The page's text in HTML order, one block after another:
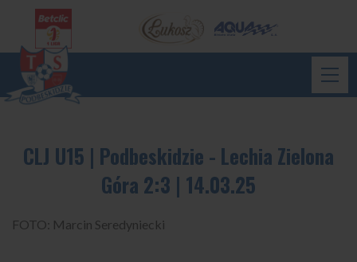
CLJ U15 | Podbeskidzie - Lechia Zielona
Góra 2:3 | 14.03.25
FOTO: Marcin Seredyniecki